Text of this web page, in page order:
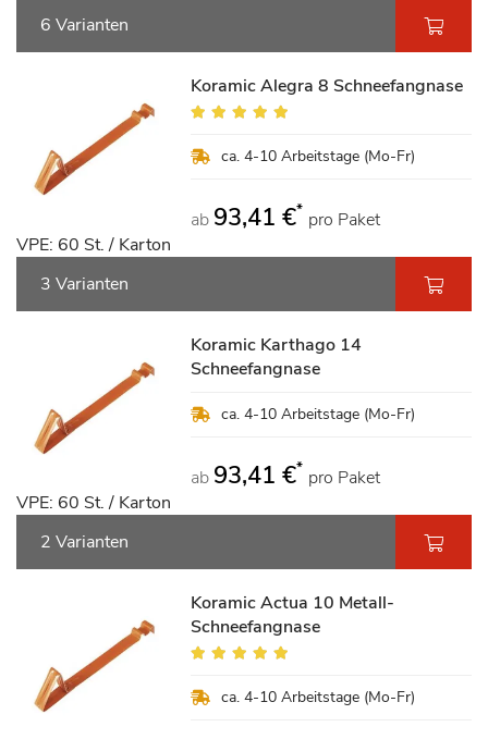
6 Varianten
Koramic Alegra 8 Schneefangnase
Bewertung:
ca. 4-10 Arbeitstage (Mo-Fr)
ab 93,41 €* pro Paket
VPE: 60 St. / Karton
3 Varianten
Koramic Karthago 14
Schneefangnase
ca. 4-10 Arbeitstage (Mo-Fr)
ab 93,41 €* pro Paket
VPE: 60 St. / Karton
2 Varianten
Koramic Actua 10 Metall-
Schneefangnase
Bewertung:
ca. 4-10 Arbeitstage (Mo-Fr)